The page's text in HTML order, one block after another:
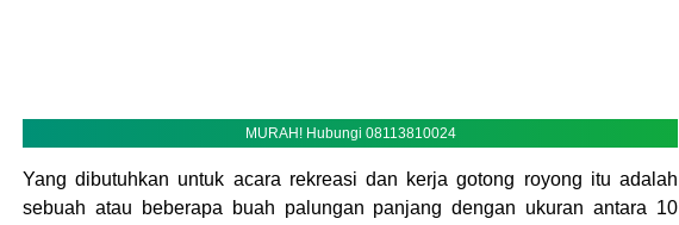
MURAH! Hubungi 08113810024
Yang dibutuhkan untuk acara rekreasi dan kerja gotong royong itu adalah
sebuah atau beberapa buah palungan panjang dengan ukuran antara 10